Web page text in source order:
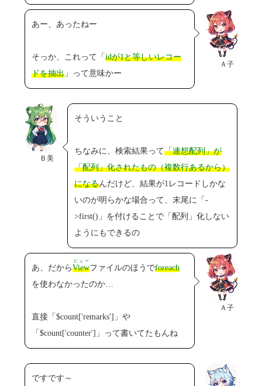
Ａ子
あー、あったねー
そっか、これって「idが1と等しいレコー
ドを抽出 」って意味かー
Ｂ美
そういうこと
ちなみに、検索結果って「連想配列」が
「配列」化されたもの（複数行あるから）
になるんだけど、結果が1レコードしかな
いのが明らかな場合って、末尾に「-
>first()」を付けることで「配列」化しない
ようにもできるの
Ａ子
あ、だからView
ビュー
ファイルのほうでforeach
を使わなかったのか…
直接「$count['remarks']」や
「$count['counter']」って書いてたもんね
ですです～